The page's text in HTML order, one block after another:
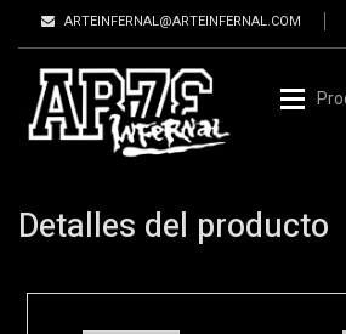
ARTEINFERNAL@ARTEINFERNAL.COM
Detalles del producto